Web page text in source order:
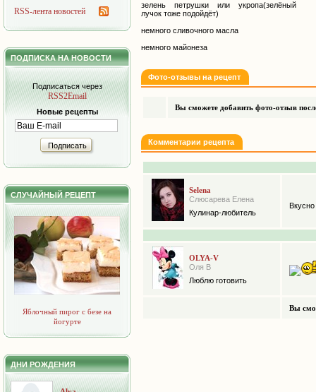
RSS-лента новостей
ПОДПИСКА НА НОВОСТИ
Подписаться через
RSS2Email
Новые рецепты
Подписать
СЛУЧАЙНЫЙ РЕЦЕПТ
Яблочный пирог с безе на
йогурте
ДНИ РОЖДЕНИЯ
зелень петрушки или укропа(зелёный
лучок тоже подойдёт)
немного сливочного масла
немного майонеза
Фото-отзывы на рецепт
Вы сможете добавить фото-отзыв
Комментарии рецепта
Selena
Слюсарева Елена
Кулинар-любитель
OLYA-V
Оля В
Люблю готовить
Вы